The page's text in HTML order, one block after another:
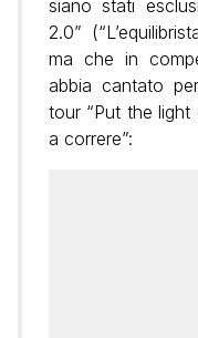
siano stati
2.0”
ma che in
abbia cantato
tour “Put the light
a correre”: